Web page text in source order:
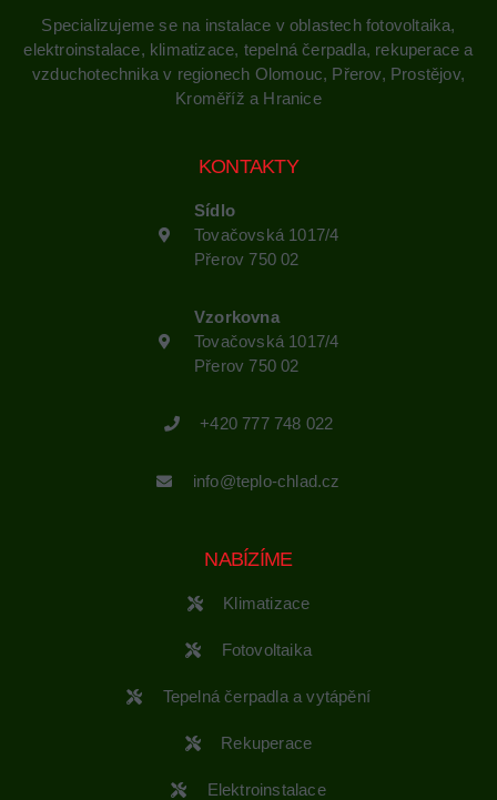
Specializujeme se na instalace v oblastech fotovoltaika,
elektroinstalace, klimatizace, tepelná čerpadla, rekuperace a
vzduchotechnika v regionech Olomouc, Přerov, Prostějov,
Kroměříž a Hranice
KONTAKTY
Sídlo
Tovačovská 1017/4
Přerov 750 02
Vzorkovna
Tovačovská 1017/4
Přerov 750 02
+420 777 748 022
info@teplo-chlad.cz
NABÍZÍME
Klimatizace
Fotovoltaika
Tepelná čerpadla a vytápění
Rekuperace
Elektroinstalace